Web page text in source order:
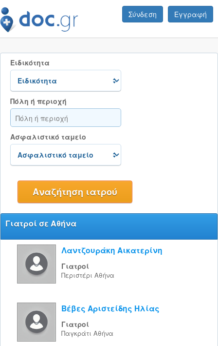
Σύνδεση Εγγραφή
Ειδικότητα
Πόλη ή περιοχή
Ασφαλιστικό ταμείο
Γιατροί σε Αθήνα
Λαντζουράκη Αικατερίνη
Γιατροί
Περιστέρι Αθήνα
Βέβες Αριστείδης Ηλίας
Γιατροί
Παγκράτι Αθήνα